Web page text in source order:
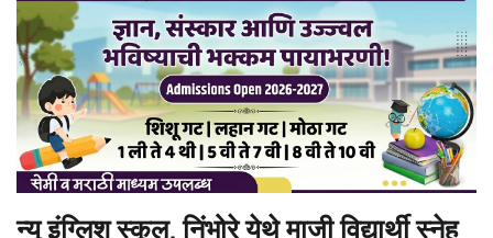
न्यू इंग्लिश स्कूल, निंभोरे येथे माजी विद्यार्थी स्नेह